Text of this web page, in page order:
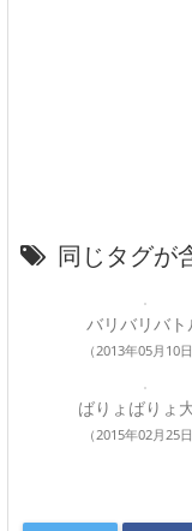
同じタグが
バリバリバト
（2013年05月10日
ばりょばりょ
（2015年02月25日